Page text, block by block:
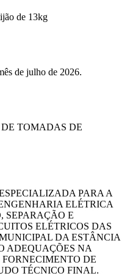
de 13kg
de julho de 2026.
TOMADAS DE
PARA A
ELÉTRICA
SEPARAÇÃO E
ELÉTRICOS DAS
DA ESTÂNCIA
ADEQUAÇÕES NA
DE
TÉCNICO FINAL.